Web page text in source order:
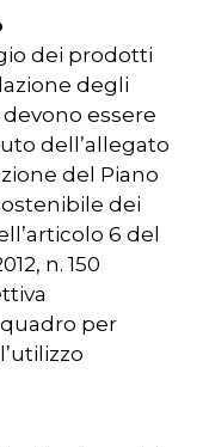
dei prodotti
degli
essere
dell’allegato
del Piano
dei
6 del
n. 150
per